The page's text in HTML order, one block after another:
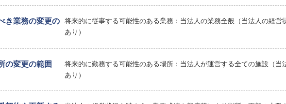
き業務の変更の
将来的に従事する可能性のある業務：当法人の業務全般（当法人の経
あり）
の変更の範囲
将来的に勤務する可能性のある場所：当法人が運営する全ての施設（
あり）